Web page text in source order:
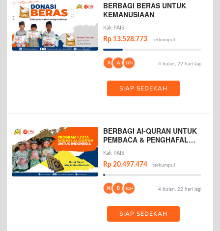
BERBAGI BERAS UNTUK
KEMANUSIAAN
Kak PAIS
Rp 13.528.773 terkumpul
A A 117+ 4 bulan, 22 hari lagi
SIAP SEDEKAH
BERBAGI Al-QURAN UNTUK
PEMBACA & PENGHAFAL
AL-QURAN
Kak PAIS
Rp 20.497.474 terkumpul
N B 162+ 4 bulan, 22 hari lagi
SIAP SEDEKAH